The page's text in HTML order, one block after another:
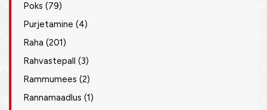
Poks (79)
Purjetamine (4)
Raha (201)
Rahvastepall (3)
Rammumees (2)
Rannamaadlus (1)